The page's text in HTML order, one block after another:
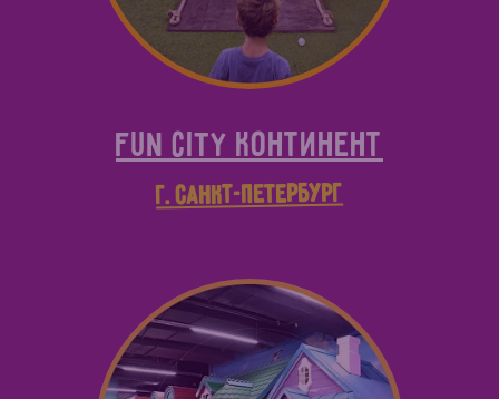
г. Санкт-Петербург
Fun City Континент